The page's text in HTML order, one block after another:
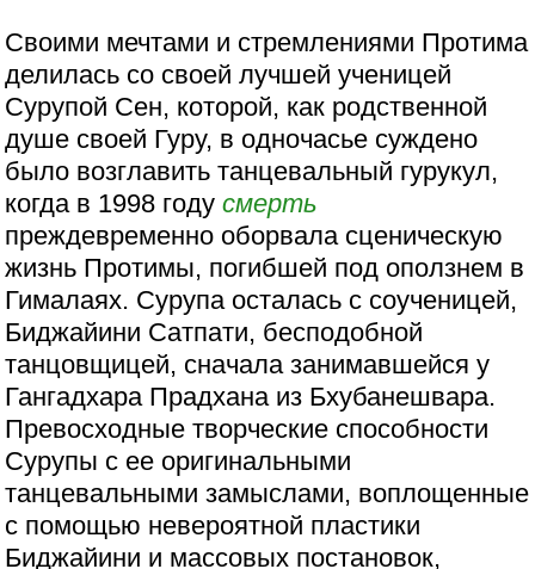
Своими мечтами и стремлениями Протима
делилась со своей лучшей ученицей
Сурупой Сен, которой, как родственной
душе своей Гуру, в одночасье суждено
было возглавить танцевальный гурукул,
когда в 1998 годусмерть
преждевременно оборвала сценическую
жизнь Протимы, погибшей под оползнем в
Гималаях. Сурупа осталась с соученицей,
Биджайини Сатпати, бесподобной
танцовщицей, сначала занимавшейся у
Гангадхара Прадхана из Бхубанешвара.
Превосходные творческие способности
Сурупы с ее оригинальными
танцевальными замыслами, воплощенные
с помощью невероятной пластики
Биджайини и массовых постановок,